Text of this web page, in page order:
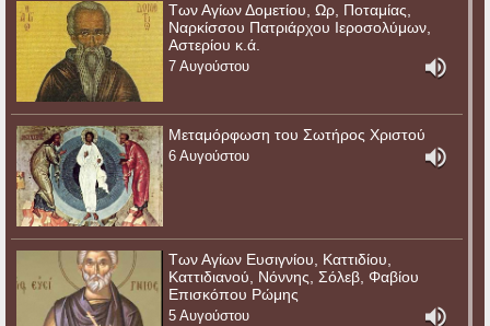
Των Αγίων Δομετίου, Ωρ, Ποταμίας,
Ναρκίσσου Πατριάρχου Ιεροσολύμων,
Αστερίου κ.ά.
7 Αυγούστου
Μεταμόρφωση του Σωτήρος Χριστού
6 Αυγούστου
Των Αγίων Ευσιγνίου, Καττιδίου,
Καττιδιανού, Νόννης, Σόλεβ, Φαβίου
Επισκόπου Ρώμης
5 Αυγούστου